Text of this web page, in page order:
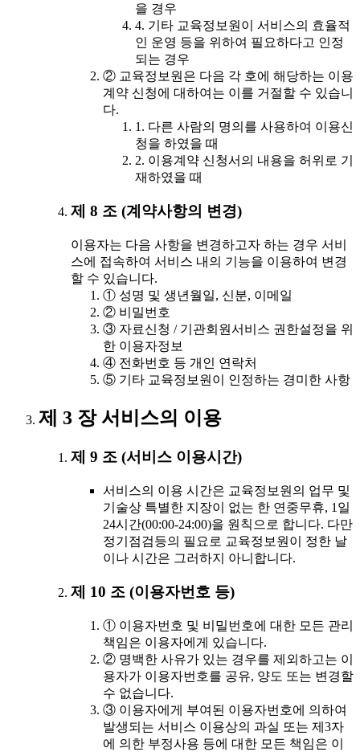
을 경우
4. 기타 교육정보원이 서비스의 효율적
인 운영 등을 위하여 필요하다고 인정
되는 경우
② 교육정보원은 다음 각 호에 해당하는 이용
계약 신청에 대하여는 이를 거절할 수 있습니
다.
1. 다른 사람의 명의를 사용하여 이용신
청을 하였을 때
2. 이용계약 신청서의 내용을 허위로 기
재하였을 때
제 8 조 (계약사항의 변경)
이용자는 다음 사항을 변경하고자 하는 경우 서비
스에 접속하여 서비스 내의 기능을 이용하여 변경
할 수 있습니다.
① 성명 및 생년월일, 신분, 이메일
② 비밀번호
③ 자료신청 / 기관회원서비스 권한설정을 위
한 이용자정보
④ 전화번호 등 개인 연락처
⑤ 기타 교육정보원이 인정하는 경미한 사항
제 3 장 서비스의 이용
제 9 조 (서비스 이용시간)
서비스의 이용 시간은 교육정보원의 업무 및
기술상 특별한 지장이 없는 한 연중무휴, 1일
24시간(00:00-24:00)을 원칙으로 합니다. 다만
정기점검등의 필요로 교육정보원이 정한 날
이나 시간은 그러하지 아니합니다.
제 10 조 (이용자번호 등)
① 이용자번호 및 비밀번호에 대한 모든 관리
책임은 이용자에게 있습니다.
② 명백한 사유가 있는 경우를 제외하고는 이
용자가 이용자번호를 공유, 양도 또는 변경할
수 없습니다.
③ 이용자에게 부여된 이용자번호에 의하여
발생되는 서비스 이용상의 과실 또는 제3자
에 의한 부정사용 등에 대한 모든 책임은 이